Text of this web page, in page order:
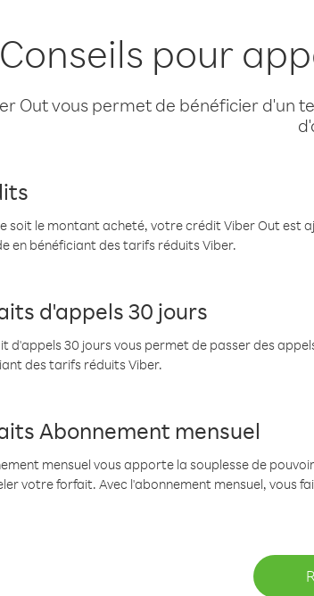
Conseils pour
Out vous permet de bénéficier d'un
soit le montant acheté, votre crédit Viber Out est
en bénéficiant des tarifs réduits Viber.
d'appels 30 jours
d'appels 30 jours vous permet de passer des
des tarifs réduits Viber.
Abonnement mensuel
mensuel vous apporte la souplesse de
votre forfait. Avec l'abonnement mensuel, vous